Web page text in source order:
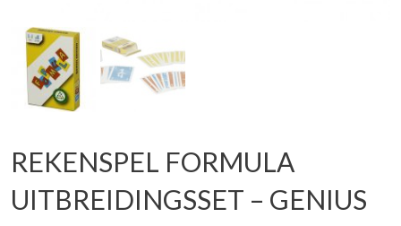
REKENSPEL FORMULA
UITBREIDINGSSET – GENIUS